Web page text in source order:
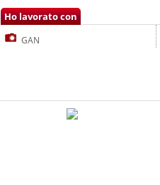
Ho lavorato con
GAN